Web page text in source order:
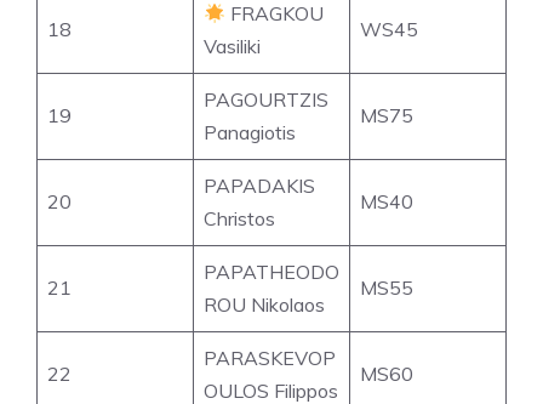
18
FRAGKOU
Vasiliki
WS45
19
PAGOURTZIS
Panagiotis
MS75
20
PAPADAKIS
Christos
MS40
21
PAPATHEODO
ROU Nikolaos
MS55
22
PARASKEVOP
OULOS Filippos
MS60